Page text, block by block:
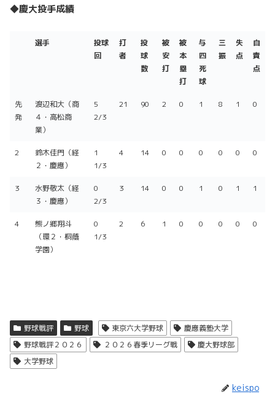
◆慶大投手成績
選手
投球
回
打
者
投
球
数
被
安
打
被
本
塁
打
与
四
死
球
三
振
失
点
自
責
点
選手
先
発
渡辺和大（商
４・高松商
業）
5
2/3
21 90 2 0 1 8 1 0
2
鈴木佳門（経
２・慶應）
1
1/3
4 14 0 0 0 0 0 0
3
水野敬太（経
３・慶應）
0
2/3
3 14 0 0 1 0 1 1
4
熊ノ郷翔斗
（環２・桐蔭
学園）
0
1/3
2 6 1 0 0 0 0 0
野球戦評 野球 東京六大学野球
慶應義塾大学
野球戦評２０２６
２０２６春季リーグ戦
慶大野球部
大学野球
keispo